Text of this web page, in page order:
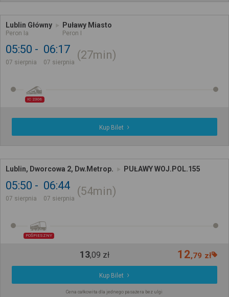
Lublin Główny
Peron Ia
Puławy Miasto
Peron I
05:50
07 sierpnia
06:17
07 sierpnia
27min
IC 2306
Kup Bilet
Lublin, Dworcowa 2, Dw.Metrop. PUŁAWY WOJ.POL.155
05:50
07 sierpnia
06:44
07 sierpnia
54min
POŚPIESZNY
13,09 zł 12,79 zł
Kup Bilet
Cena całkowita dla jednego pasażera bez ulgi